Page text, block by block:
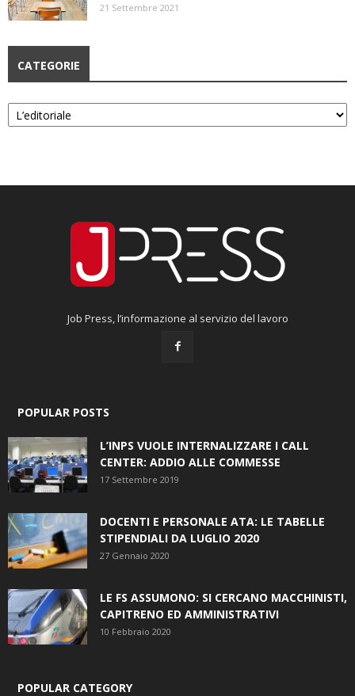
21 Settembre 2021
CATEGORIE
Categorie
Job Press, l’informazione al servizio del lavoro
POPULAR POSTS
L’INPS VUOLE INTERNALIZZARE I CALL
CENTER: ADDIO ALLE COMMESSE
17 Settembre 2019
DOCENTI E PERSONALE ATA: LE TABELLE
STIPENDIALI DA LUGLIO 2020
27 Gennaio 2020
LE FS ASSUMONO: SI CERCANO MACCHINISTI,
CAPITRENO ED AMMINISTRATIVI
10 Febbraio 2020
POPULAR CATEGORY